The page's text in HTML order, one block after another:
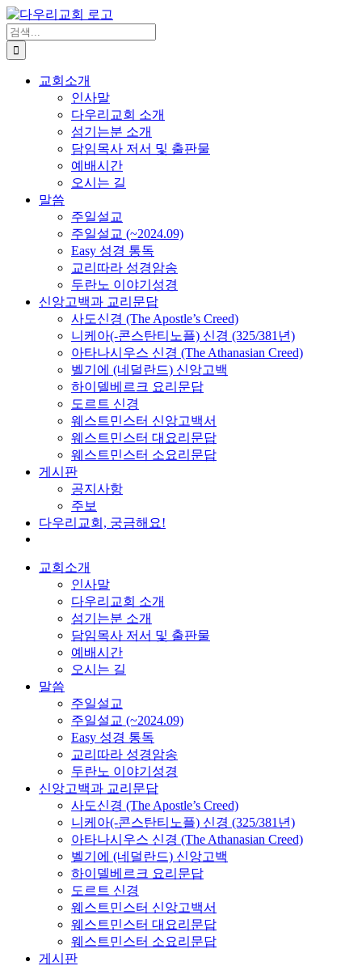
Skip
to
content
검
색
...
교회소개
인사말
다우리교회 소개
섬기는분 소개
담임목사 저서 및 출판물
예배시간
오시는 길
말씀
주일설교
주일설교 (~2024.09)
Easy 성경 통독
교리따라 성경암송
두란노 이야기성경
신앙고백과 교리문답
사도신경 (The Apostle’s Creed)
니케아(-콘스탄티노플) 신경 (325/381년)
아타나시우스 신경 (The Athanasian Creed)
벨기에 (네덜란드) 신앙고백
하이델베르크 요리문답
도르트 신경
웨스트민스터 신앙고백서
웨스트민스터 대요리문답
웨스트민스터 소요리문답
게시판
공지사항
주보
다우리교회, 궁금해요!
교회소개
인사말
다우리교회 소개
섬기는분 소개
담임목사 저서 및 출판물
예배시간
오시는 길
말씀
주일설교
주일설교 (~2024.09)
Easy 성경 통독
교리따라 성경암송
두란노 이야기성경
신앙고백과 교리문답
사도신경 (The Apostle’s Creed)
니케아(-콘스탄티노플) 신경 (325/381년)
아타나시우스 신경 (The Athanasian Creed)
벨기에 (네덜란드) 신앙고백
하이델베르크 요리문답
도르트 신경
웨스트민스터 신앙고백서
웨스트민스터 대요리문답
웨스트민스터 소요리문답
게시판